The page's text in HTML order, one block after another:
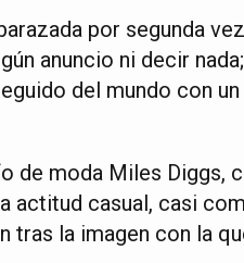
por segunda
anuncio ni decir
del mundo con
de moda Miles Diggs,
actitud casual, casi
tras la imagen con la